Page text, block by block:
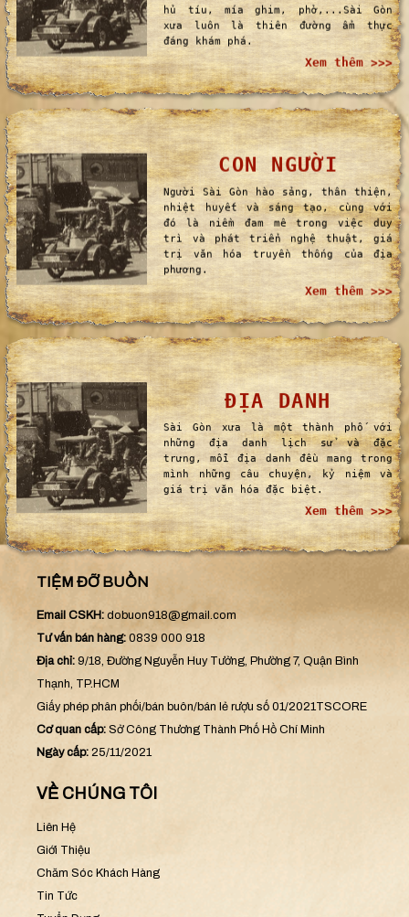
Sài Gòn xưa đã để lại dấu ấn sâu
đậm với những món phố phường đậm
chất dân dã như nước sâm, bánh mì,
hủ tíu, mía ghim, phở,...Sài Gòn
xưa luôn là thiên đường ẩm thực
đáng khám phá.
Xem thêm >>>
CON NGƯỜI
Người Sài Gòn hào sảng, thân thiện,
nhiệt huyết và sáng tạo, cùng với
đó là niềm đam mê trong việc duy
trì và phát triển nghệ thuật, giá
trị văn hóa truyền thống của địa
phương.
Xem thêm >>>
ĐỊA DANH
Sài Gòn xưa là một thành phố với
những địa danh lịch sử và đặc
trưng, mỗi địa danh đều mang trong
mình những câu chuyện, kỷ niệm và
giá trị văn hóa đặc biệt.
TIỆM ĐỠ BUỒN
Email CSKH: dobuon918@gmail.com
Tư vấn bán hàng:
Địa chỉ:9/18, Đường Nguyễn Huy Tưởng, Phường 7, Quận Bình
Thạnh, TP.HCM
Giấy phép phân phối/bán buôn/bán lẻ rượu số 01/2021TSCORE
Cơ quan cấp:
Ngày cấp:25/11/2021
VỀ CHÚNG TÔI
Liên Hệ
Giới Thiệu